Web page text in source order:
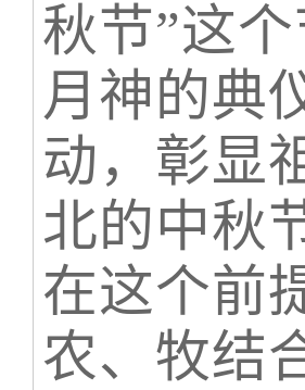
秋节”这
月神的典
动，彰显
北的中秋
在这个前
农、牧结